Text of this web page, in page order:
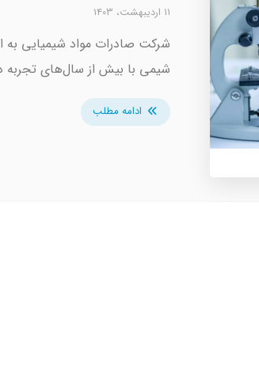
۱۱ اردیبهشت، ۱۴۰۳
شرکت صادرات مواد شیمیایی
شیمی با بیش از سال‌های تجربه
ادامه مطلب